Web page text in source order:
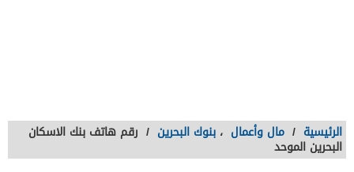
الرئيسية / مال وأعمال ، بنوك البحرين / رقم هاتف بنك الاسكان
البحرين الموحد